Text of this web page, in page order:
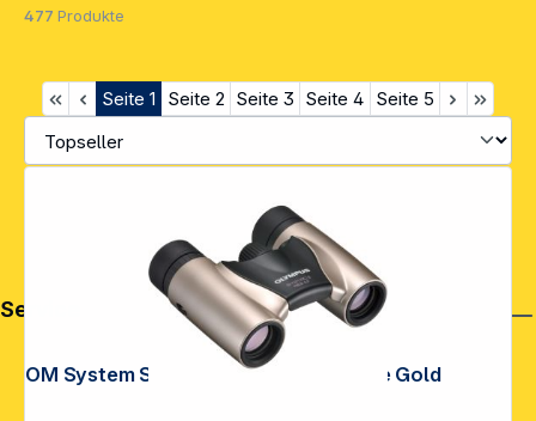
477 Produkte
Seite 1 Seite 2 Seite 3 Seite 4 Seite 5
OM System Slim 8x21 RC II Champagne Gold
Service